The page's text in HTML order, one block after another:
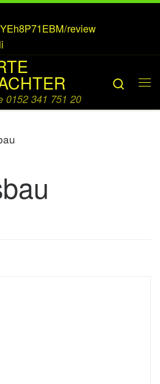
review
0152 341 751 20
Search